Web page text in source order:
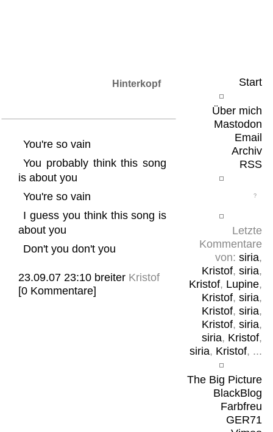
Start
Über mich
Mastodon
Email
Archiv
RSS
Letzte
Kommentare
von: siria,
Kristof, siria,
Kristof, Lupine,
Kristof, siria,
Kristof, siria,
Kristof, siria,
siria, Kristof,
siria, Kristof, ...
The Big Picture
BlackBlog
Farbfreu
GER71
Hinterkopf
You're so vain
You probably think this song
is about you
You're so vain
I guess you think this song is
about you
Don't you don't you
23.09.07 23:10 breiter Kristof
[0 Kommentare]